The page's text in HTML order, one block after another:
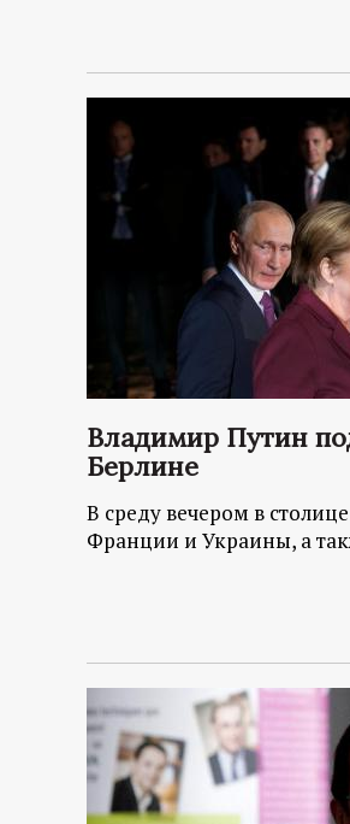
Владимир Путин
Берлине
В среду вечером в
Франции и Украины, а